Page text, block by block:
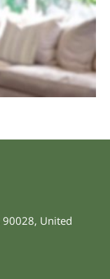
90028, United